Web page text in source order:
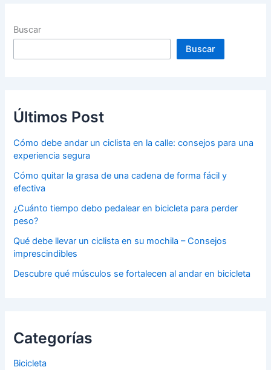
Buscar
Buscar
Últimos Post
Cómo debe andar un ciclista en la calle: consejos para una
experiencia segura
Cómo quitar la grasa de una cadena de forma fácil y
efectiva
¿Cuánto tiempo debo pedalear en bicicleta para perder
peso?
Qué debe llevar un ciclista en su mochila – Consejos
imprescindibles
Descubre qué músculos se fortalecen al andar en bicicleta
Categorías
Bicicleta